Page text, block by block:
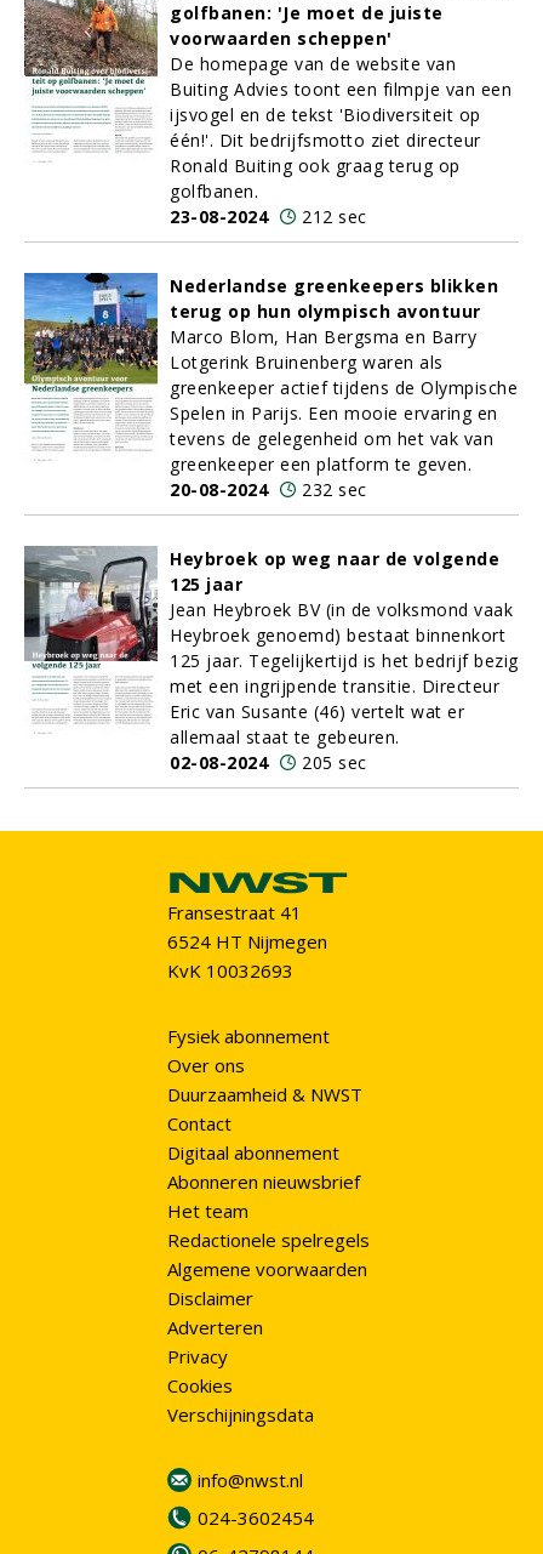
golfbanen: 'Je moet de juiste
voorwaarden scheppen'
De homepage van de website van
Buiting Advies toont een filmpje van een
ijsvogel en de tekst 'Biodiversiteit op
één!'. Dit bedrijfsmotto ziet directeur
Ronald Buiting ook graag terug op
golfbanen.
23-08-2024
212 sec
Nederlandse greenkeepers blikken
terug op hun olympisch avontuur
Marco Blom, Han Bergsma en Barry
Lotgerink Bruinenberg waren als
greenkeeper actief tijdens de Olympische
Spelen in Parijs. Een mooie ervaring en
tevens de gelegenheid om het vak van
greenkeeper een platform te geven.
20-08-2024
232 sec
Heybroek op weg naar de volgende
125 jaar
Jean Heybroek BV (in de volksmond vaak
Heybroek genoemd) bestaat binnenkort
125 jaar. Tegelijkertijd is het bedrijf bezig
met een ingrijpende transitie. Directeur
Eric van Susante (46) vertelt wat er
allemaal staat te gebeuren.
02-08-2024
205 sec
Fransestraat 41
6524 HT Nijmegen
KvK 10032693
Fysiek abonnement
Over ons
Duurzaamheid & NWST
Contact
Digitaal abonnement
Abonneren nieuwsbrief
Het team
Redactionele spelregels
Algemene voorwaarden
Disclaimer
Adverteren
Privacy
Cookies
Verschijningsdata
info@nwst.nl
024-3602454